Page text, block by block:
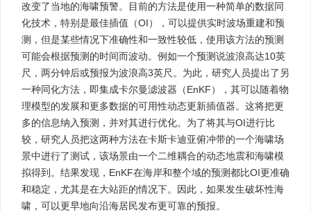
改变了当地的海啸预警。目前的方法是使用一种简单的数据同
化技术，特别是最佳插值（OI），可以提供实时波场重建和预
测，但是某些情况下准确性和一致性较低，使用该方法的预测
可能会根据预测的时间而波动。例如一个预测说波浪高达10英
尺，两分钟后或预报为波浪高3英尺。为此，研究人员提出了另
一种同化方法，即集成卡尔曼滤波器（EnKF），其可以随着物
理模型的发展和更多数据的可用性动态更新插值器。这将把更
多的信息纳入预测，并对其进行优化。为了将其与OI进行比
较，研究人员把这两种方法在卡斯卡迪亚俯冲带的一个海啸场
景中进行了测试，该场景由一个二维耦合的动态地震和海啸模
拟得到。结果发现，EnKF在海岸和整个域的预测都比OI更准确
和稳定，尤其是在大站距的情况下。因此，如果发生破坏性海
啸，可以更早地向沿海居民发布更可靠的预报。